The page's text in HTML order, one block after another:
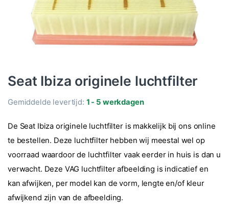
Seat Ibiza originele luchtfilter
Gemiddelde levertijd: 1 - 5 werkdagen
De Seat Ibiza originele luchtfilter is makkelijk bij ons online
te bestellen. Deze luchtfilter hebben wij meestal wel op
voorraad waardoor de luchtfilter vaak eerder in huis is dan u
verwacht. Deze VAG luchtfilter afbeelding is indicatief en
kan afwijken, per model kan de vorm, lengte en/of kleur
afwijkend zijn van de afbeelding.